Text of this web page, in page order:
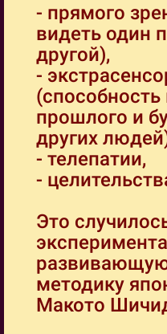
- прямого
видеть один
другой),
-
прошлого и
других
- телепатии,
-
Это
методику
Макото